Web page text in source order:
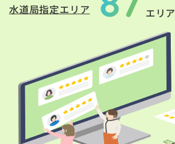
水道局指定エリア エリア